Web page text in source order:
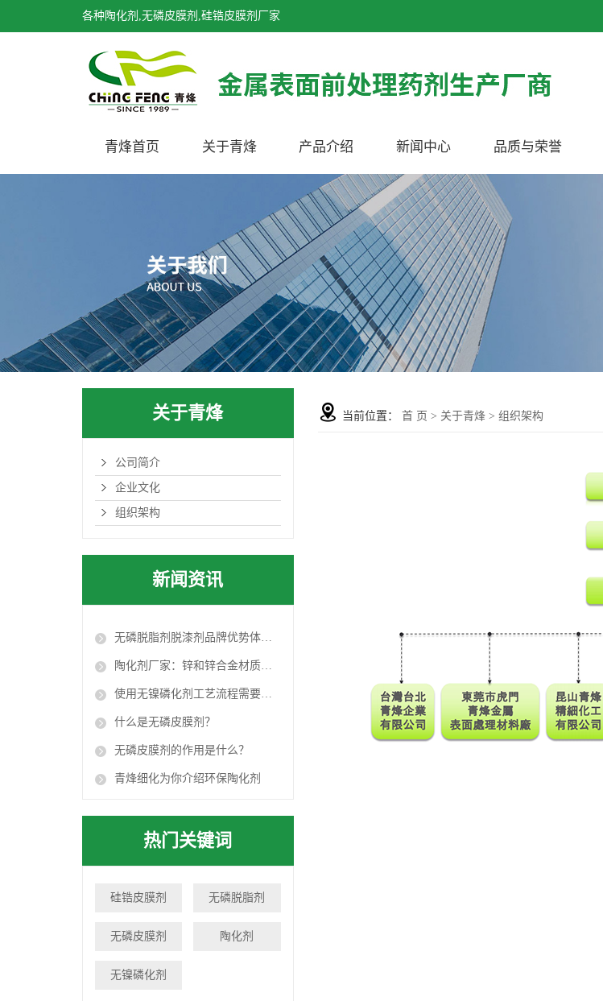
各种陶化剂,无磷皮膜剂,硅锆皮膜剂厂家
青烽首页 关于青烽 产品介绍 新闻中心 品质与荣誉
关于青烽
公司简介
企业文化
组织架构
新闻资讯
无磷脱脂剂脱漆剂品牌优势体现在哪？
陶化剂厂家：锌和锌合金材质本体的产品都要进行钝化处理
使用无镍磷化剂工艺流程需要设计出适合自己产品的流程
什么是无磷皮膜剂？
无磷皮膜剂的作用是什么？
青烽细化为你介绍环保陶化剂
热门关键词
硅锆皮膜剂 无磷脱脂剂
无磷皮膜剂 陶化剂
无镍磷化剂
当前位置： 首 页 > 关于青烽> 组织架构